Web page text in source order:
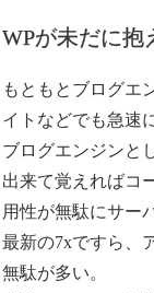
WPが未だに抱
もともとブログエ
イトなどでも急速
ブログエンジンと
出来て覚えればコ
用性が無駄にサー
最新の7xですら、
無駄が多い。